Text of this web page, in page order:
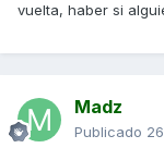
vuelta, haber si
Madz
Publicado